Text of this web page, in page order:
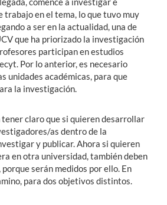
trabajo en el tema, lo que tuvo muy
a ser en la actualidad, una de
que ha priorizado la investigación
participan en estudios
Por lo anterior, es necesario
unidades académicas, para que
la investigación.
tener claro que si quieren desarrollar
as dentro de la
y publicar. Ahora si quieren
en otra universidad, también deben
serán medidos por ello. En
para dos objetivos distintos.